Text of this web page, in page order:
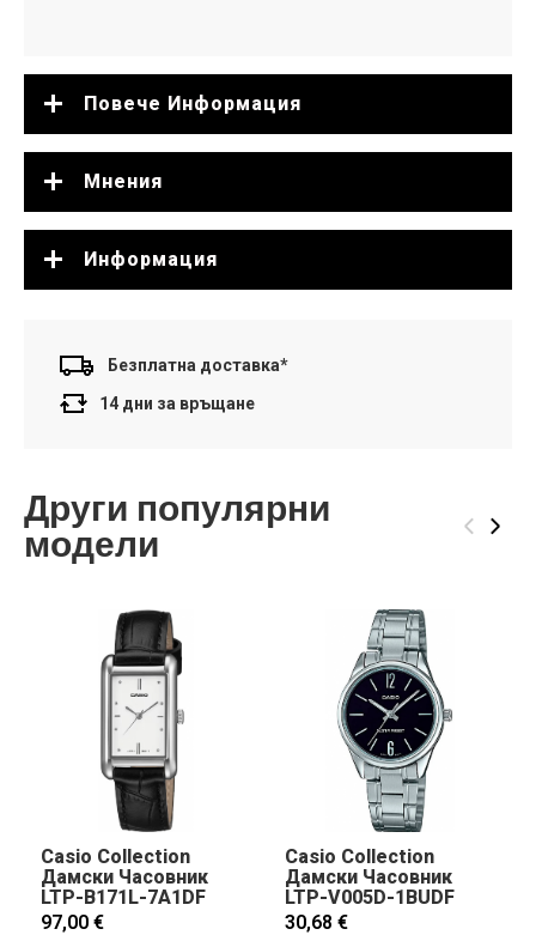
Повече Информация
Мнения
Информация
Безплатна доставка*
14 дни за връщане
Други популярни
модели ‹ ›
Casio Collection
Дамски Часовник
LTP-B171L-7A1DF
97,00 €
Casio Collection
Дамски Часовник
LTP-V005D-1BUDF
30,68 €